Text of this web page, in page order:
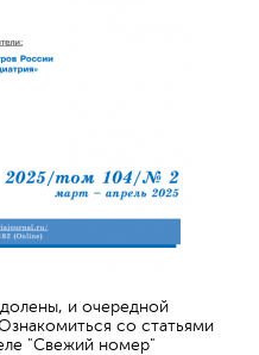
и очередной
со статьями
"Свежий номер"